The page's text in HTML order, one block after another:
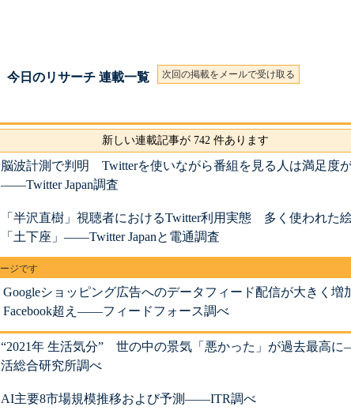
今日のリサーチ 連載一覧 次回の掲載をメールで受け取る
新しい連載記事が 742 件あります
脳波計測で判明 Twitterを使いながら番組を見る人は満足度
――Twitter Japan調査
「半沢直樹」視聴者におけるTwitter利用実態 多く使われた
「土下座」――Twitter Japanと電通調査
Googleショッピング広告へのデータフィード配信が大きく増
Facebook超え――フィードフォース調べ
“2021年 生活気分” 世の中の景気「悪かった」が過去最高
活総合研究所調べ
AI主要8市場規模推移および予測――ITR調べ